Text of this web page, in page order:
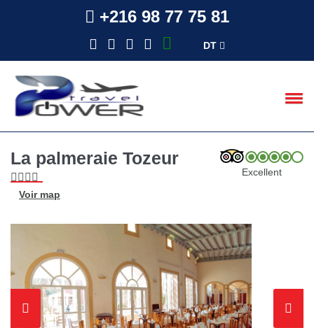
+216 98 77 75 81
DT
La palmeraie Tozeur
Voir map
Excellent